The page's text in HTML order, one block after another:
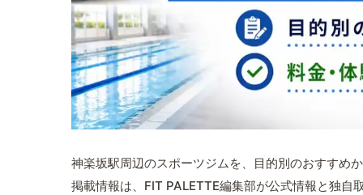
神楽坂駅周辺のスポーツジムを、目的別のおすすめ
掲載情報は、FIT PALETTE編集部が公式情報と独自